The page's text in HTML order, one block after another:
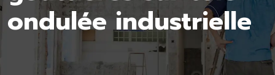
ondulée industrielle